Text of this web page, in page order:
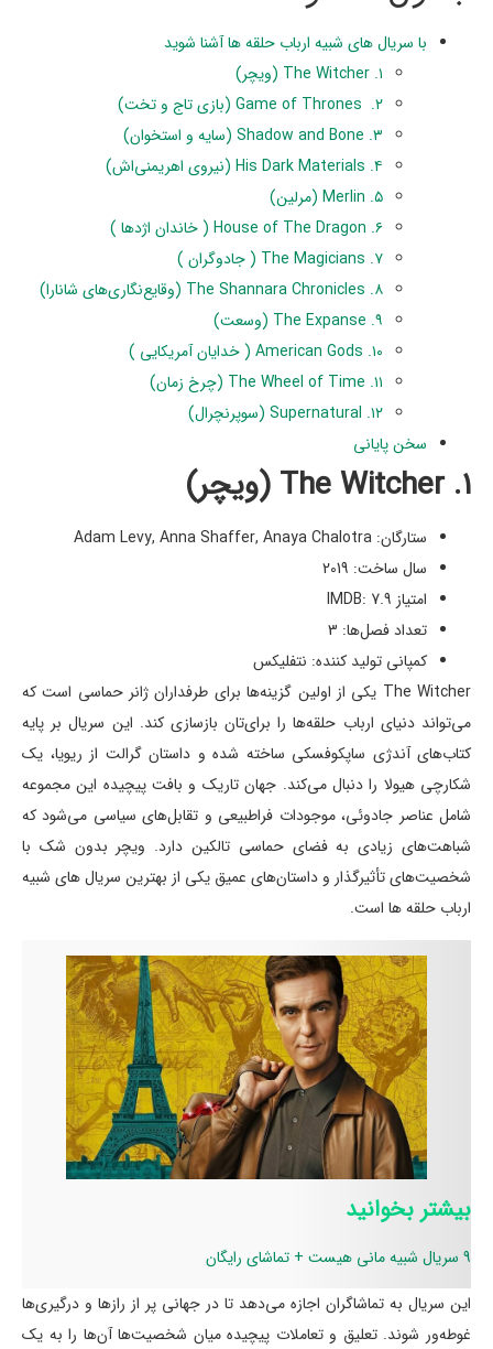
با سریال های شبیه ارباب حلقه ها آشنا شوید
۱. The Witcher (ویچر)
۲. Game of Thrones (بازی تاج و تخت)
۳. Shadow and Bone (سایه و استخوان)
۴. His Dark Materials (نیروی اهریمنی‌اش)
۵. Merlin (مرلین)
۶. House of The Dragon ( خاندان اژدها )
۷. The Magicians ( جادوگران )
۸. The Shannara Chronicles (وقایع‌نگاری‌های شانارا)
۹. The Expanse (وسعت)
۱۰. American Gods ( خدایان آمریکایی )
۱۱. The Wheel of Time (چرخ زمان)
۱۲. Supernatural (سوپرنچرال)
سخن پایانی
۱. The Witcher (ویچر)
ستارگان: Adam Levy, Anna Shaffer, Anaya Chalotra
سال ساخت: 2019
امتیاز IMDB: 7.9
تعداد فصل‌ها: 3
کمپانی تولید کننده: نتفلیکس
The Witcher یکی از اولین گزینه‌ها برای طرفداران ژانر حماسی است که
می‌تواند دنیای ارباب حلقه‌ها را برای‌تان بازسازی کند. این سریال بر پایه
کتاب‌های آندژی ساپکوفسکی ساخته شده و داستان گرالت از ریویا، یک
شکارچی هیولا را دنبال می‌کند. جهان تاریک و بافت پیچیده این مجموعه
شامل عناصر جادوئی، موجودات فراطبیعی و تقابل‌های سیاسی می‌شود که
شباهت‌های زیادی به فضای حماسی تالکین دارد. ویچر بدون شک با
شخصیت‌های تأثیرگذار و داستان‌های عمیق یکی از بهترین سریال های شبیه
ارباب حلقه ها است.
بیشتر بخوانید
9 سریال شبیه مانی هیست + تماشای رایگان
این سریال به تماشاگران اجازه می‌دهد تا در جهانی پر از رازها و درگیری‌ها
غوطه‌ور شوند. تعلیق و تعاملات پیچیده میان شخصیت‌ها آن‌ها را به یک